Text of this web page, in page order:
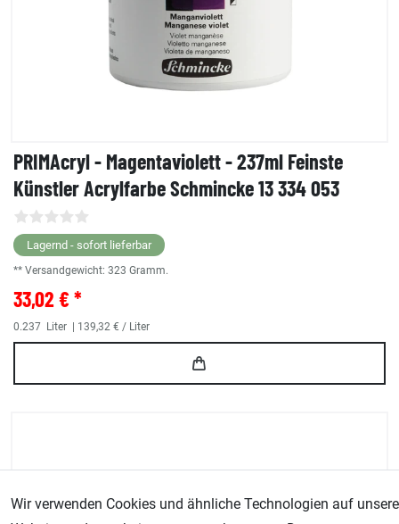
PRIMAcryl - Magentaviolett - 237ml Feinste
Künstler Acrylfarbe Schmincke 13 334 053
Lagernd - sofort lieferbar
** Versandgewicht: 323 Gramm.
33,02 € *
0.237 Liter | 139,32 € / Liter
Wir verwenden Cookies und ähnliche Technologien auf